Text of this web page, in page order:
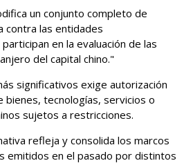
un conjunto completo de
contra las entidades
en la evaluación de las
del capital chino."
significativos exige autorización
bienes, tecnologías, servicios o
sujetos a restricciones.
refleja y consolida los marcos
emitidos en el pasado por distintos